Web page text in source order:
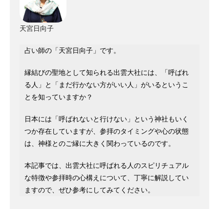
天宮日向子
占い師の「天宮日向子」です。
縁結びの聖地として知られる出雲大社には、「呼ばれ
る人」と「まだ行かない方がいい人」がいるというこ
とを知っていますか？
日本には「呼ばれないと行けない」という神社もいく
つか存在していますが、参拝のタイミングや心の状態
は、神様とのご縁に大きく関わっているのです。
本記事では、出雲大社に呼ばれる人のスピリチュアル
な特徴や参拝時の心構えについて、丁寧に解説してい
ますので、ぜひ参考にしてみてください。